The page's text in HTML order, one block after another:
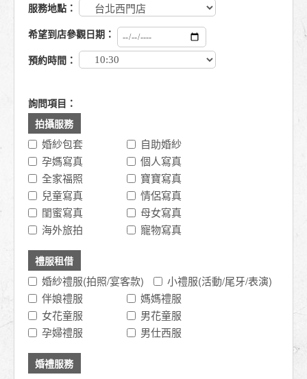
服務地點：
希望到店參觀日期：
預約時間：
詢問項目：
拍攝服務
婚紗包套
自助婚紗
孕媽寫真
個人寫真
全家福照
寶寶寫真
兒童寫真
情侶寫真
閨蜜寫真
母女寫真
海外旅拍
寵物寫真
禮服租借
婚紗禮服(拍照/宴客款)
小禮服(活動/尾牙/表演)
伴娘禮服
媽媽禮服
女花童服
男花童服
孕婦禮服
男仕西服
婚禮服務